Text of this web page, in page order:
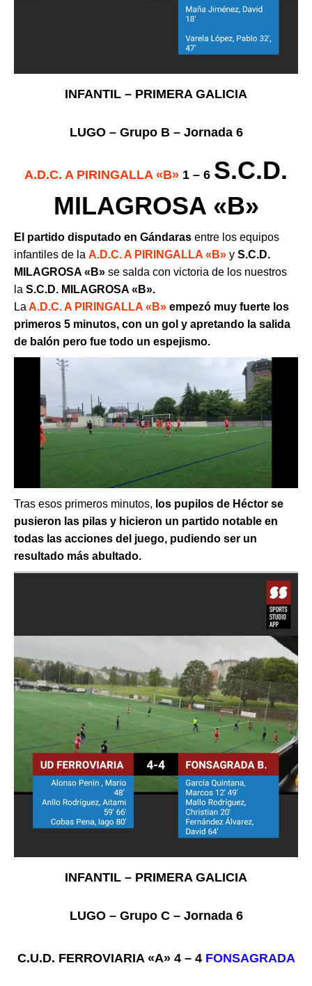
INFANTIL – PRIMERA GALICIA
LUGO – Grupo B – Jornada 6
A.D.C. A PIRINGALLA «B» 1 – 6 S.C.D.
MILAGROSA «B»
El partido disputado en Gándaras entre los equipos
infantiles de la A.D.C. A PIRINGALLA «B» y S.C.D.
MILAGROSA «B» se salda con victoria de los nuestros
la S.C.D. MILAGROSA «B».
La A.D.C. A PIRINGALLA «B» empezó muy fuerte los
primeros 5 minutos, con un gol y apretando la salida
de balón pero fue todo un espejismo.
Tras esos primeros minutos, los pupilos de Héctor se
pusieron las pilas y hicieron un partido notable en
todas las acciones del juego, pudiendo ser un
resultado más abultado.
INFANTIL – PRIMERA GALICIA
LUGO – Grupo C – Jornada 6
C.U.D. FERROVIARIA «A» 4 – 4 FONSAGRADA